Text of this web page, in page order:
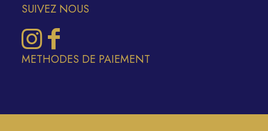
SUIVEZ NOUS
METHODES DE PAIEMENT